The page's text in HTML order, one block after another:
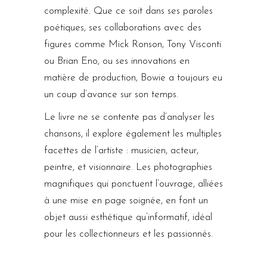
complexité. Que ce soit dans ses paroles
poétiques, ses collaborations avec des
figures comme Mick Ronson, Tony Visconti
ou Brian Eno, ou ses innovations en
matière de production, Bowie a toujours eu
un coup d’avance sur son temps.
Le livre ne se contente pas d’analyser les
chansons, il explore également les multiples
facettes de l’artiste : musicien, acteur,
peintre, et visionnaire. Les photographies
magnifiques qui ponctuent l’ouvrage, alliées
à une mise en page soignée, en font un
objet aussi esthétique qu’informatif, idéal
pour les collectionneurs et les passionnés.